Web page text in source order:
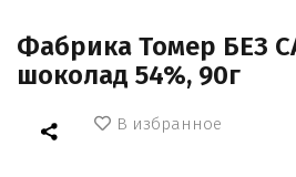
Фабрика Томер БЕЗ
шоколад 54%, 90г
В избранное